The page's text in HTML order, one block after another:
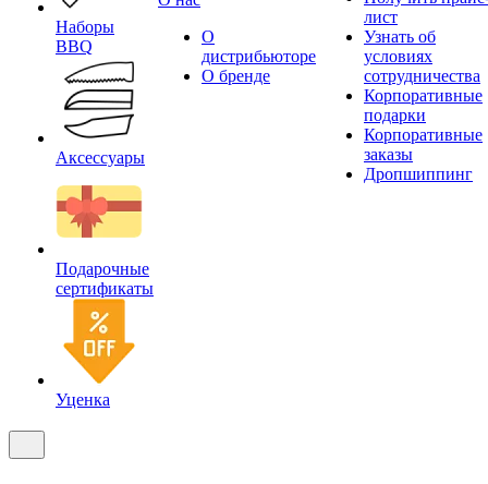
Наборы
BBQ
Аксессуары
Подарочные
сертификаты
Уценка
О
дистрибьюторе
О бренде
лист
Узнать об
условиях
сотрудничества
Корпоративные
подарки
Корпоративные
заказы
Дропшиппинг